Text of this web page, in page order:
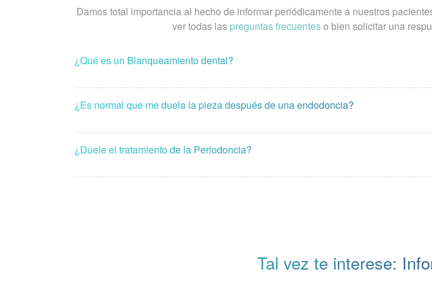
Damos total importancia al hecho de informar periódicamente a nuestros
ver todas las preguntas frecuenteso bien solicitar una
¿Qué es un Blanqueamiento dental?
¿Es normal que me duela la pieza después de una endodoncia?
¿Duele el tratamiento de la Periodoncia?
Tal vez te interese: